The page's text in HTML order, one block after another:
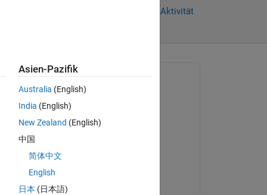
Anmelden, um Aktivität
Jongmin Kim
am 7 Dez. 2021
am 8 Dez. 2021
Akzeptiert:
Asien-Pazifik
Australia (English)
India (English)
New Zealand (English)
中国
简体中文
English
日本 (日本語)